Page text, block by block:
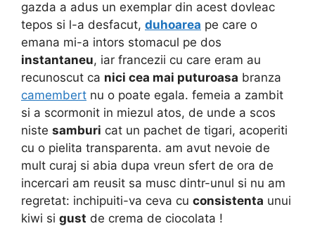
gazda a adus un exemplar din acest dovleac
tepos si l-a desfacut, duhoarea pe care o
emana mi-a intors stomacul pe dos
instantaneu, iar francezii cu care eram au
recunoscut ca nici cea mai puturoasa branza
camembert nu o poate egala. femeia a zambit
si a scormonit in miezul atos, de unde a scos
niste samburi cat un pachet de tigari, acoperiti
cu o pielita transparenta. am avut nevoie de
mult curaj si abia dupa vreun sfert de ora de
incercari am reusit sa musc dintr-unul si nu am
regretat: inchipuiti-va ceva cu consistenta unui
kiwi si gust de crema de ciocolata !